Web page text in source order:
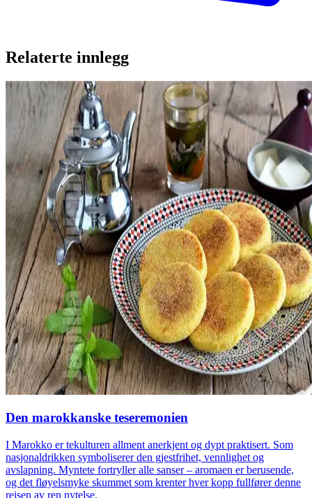
Relaterte innlegg
Den marokkanske teseremonien
I Marokko er tekulturen allment anerkjent og dypt praktisert. Som
nasjonaldrikken symboliserer den gjestfrihet, vennlighet og
avslapning. Myntete fortryller alle sanser – aromaen er berusende,
og det fløyelsmyke skummet som krenter hver kopp fullfører denne
reisen av ren nytelse.